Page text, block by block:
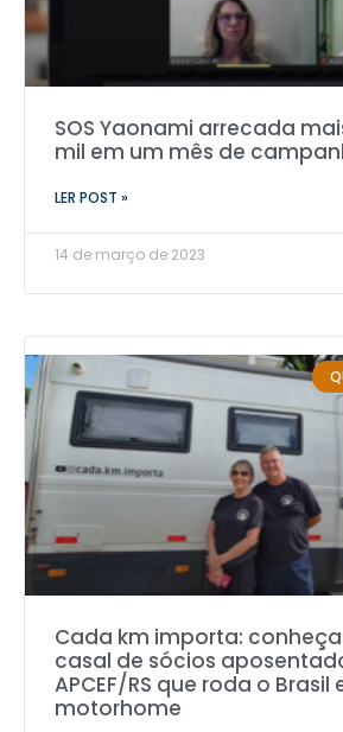
SOS Yaonami arrecada
mil em um mês de
LER POST »
14 de março de 2023
Cada km importa:
casal de sócios
APCEF/RS que roda o Brasil
motorhome